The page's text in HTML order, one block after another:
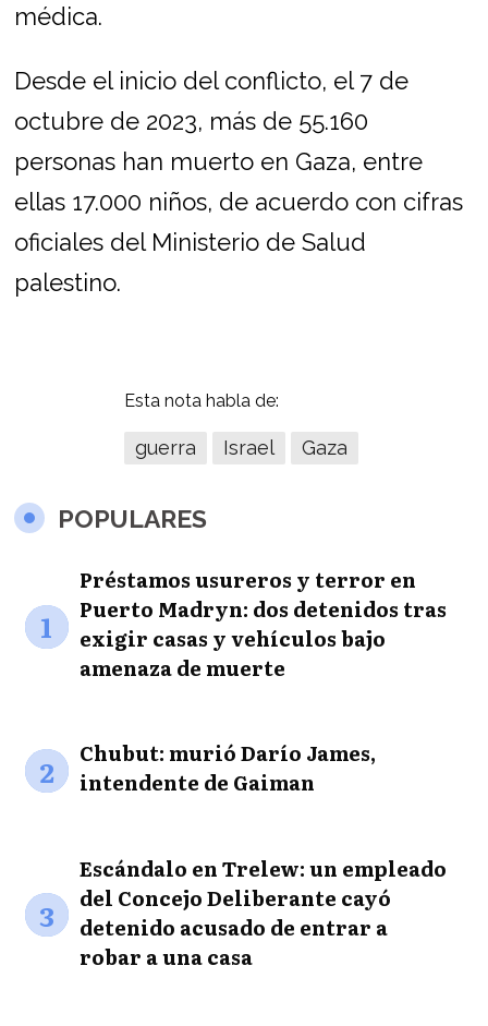
médica.
Desde el inicio del conflicto, el 7 de
octubre de 2023, más de 55.160
personas han muerto en Gaza, entre
ellas 17.000 niños, de acuerdo con cifras
oficiales del Ministerio de Salud
palestino.
Esta nota habla de:
guerra Israel Gaza
POPULARES
1
Préstamos usureros y terror en
Puerto Madryn: dos detenidos tras
exigir casas y vehículos bajo
amenaza de muerte
2
Chubut: murió Darío James,
intendente de Gaiman
3
Escándalo en Trelew: un empleado
del Concejo Deliberante cayó
detenido acusado de entrar a
robar a una casa